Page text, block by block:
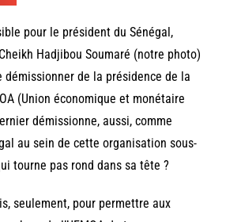
pour le président du Sénégal,
Hadjibou Soumaré (notre photo)
démissionner de la présidence de la
(Union économique et monétaire
démissionne, aussi, comme
au sein de cette organisation sous-
tourne pas rond dans sa tête ?
seulement, pour permettre aux